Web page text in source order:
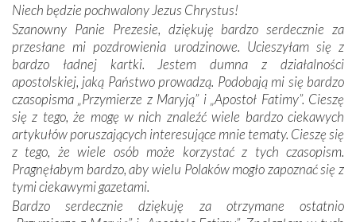
mieliśmy okazję przekonać się, że Maryja swoją opieką
otacza nie tylko nasz naród, lecz wszystkie nacje, które
się Jej ufnie oddają, a także każdą osobę, która zawierza
Jej siebie oraz swych bliskich.
Dzieje Portugalii to również historia wierności Bogu i
odstępstw, także w życiu władców. Trudne momenty w
wymiarze tak osobistym, jak i zbiorowym, przypominają o
konieczności ciągłego zabiegania o własną duszę i o łaskę
Opatrzności. Wierność przynosi pomyślność –
przynajmniej w życiu duchowym. Odstępstwo owocuje
nieszczęściem i śmiercią. Te uniwersalne prawdy
Niech będzie pochwalony Jezus Chrystus!
Szanowny Panie Prezesie, dziękuję bardzo serdecznie za
przesłane mi pozdrowienia urodzinowe. Ucieszyłam się z
bardzo ładnej kartki. Jestem dumna z działalności
apostolskiej, jaką Państwo prowadzą. Podobają mi się bardzo
czasopisma „Przymierze z Maryją” i „Apostoł Fatimy”. Cieszę
się z tego, że mogę w nich znaleźć wiele bardzo ciekawych
artykułów poruszających interesujące mnie tematy. Cieszę się
z tego, że wiele osób może korzystać z tych czasopism.
Pragnęłabym bardzo, aby wielu Polaków mogło zapoznać się z
tymi ciekawymi gazetami.
Bardzo serdecznie dziękuję za otrzymane ostatnio